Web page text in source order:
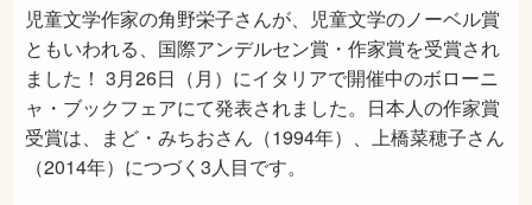
児童文学作家の角野栄子さんが、児童文学のノーベル賞
ともいわれる、国際アンデルセン賞・作家賞を受賞され
ました！ 3月26日（月）にイタリアで開催中のボローニ
ャ・ブックフェアにて発表されました。日本人の作家賞
受賞は、まど・みちおさん（1994年）、上橋菜穂子さん
（2014年）につづく3人目です。